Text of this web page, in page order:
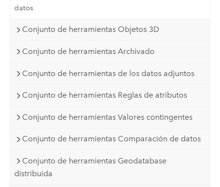
datos
Conjunto de herramientas Objetos 3D
Conjunto de herramientas Archivado
Conjunto de herramientas de los datos adjuntos
Conjunto de herramientas Reglas de atributos
Conjunto de herramientas Valores contingentes
Conjunto de herramientas Comparación de datos
Conjunto de herramientas Geodatabase
distribuida